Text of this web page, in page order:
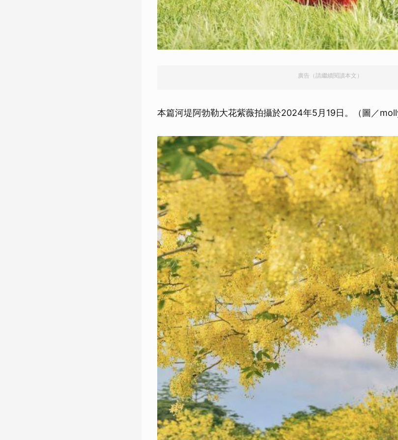
廣告（請繼續閱讀本文）
本篇河堤阿勃勒大花紫薇拍攝於2024年5月19日。（圖／